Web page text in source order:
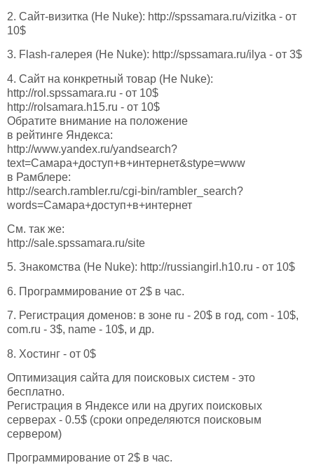
2. Сайт-визитка (Не Nuke): http://spssamara.ru/vizitka - от
10$
3. Flash-галерея (Не Nuke): http://spssamara.ru/ilya - от 3$
4. Сайт на конкретный товар (Не Nuke):
http://rol.spssamara.ru - от 10$
http://rolsamara.h15.ru - от 10$
Обратите внимание на положение
в рейтинге Яндекса:
http://www.yandex.ru/yandsearch?
text=Самара+доступ+в+интернет&stype=www
в Рамблере:
http://search.rambler.ru/cgi-bin/rambler_search?
words=Самара+доступ+в+интернет
См. так же:
http://sale.spssamara.ru/site
5. Знакомства (Не Nuke): http://russiangirl.h10.ru - от 10$
6. Программирование от 2$ в час.
7. Регистрация доменов: в зоне ru - 20$ в год, com - 10$,
com.ru - 3$, name - 10$, и др.
8. Хостинг - от 0$
Оптимизация сайта для поисковых систем - это
бесплатно.
Регистрация в Яндексе или на других поисковых
серверах - 0.5$ (сроки определяются поисковым
сервером)
Программирование от 2$ в час.